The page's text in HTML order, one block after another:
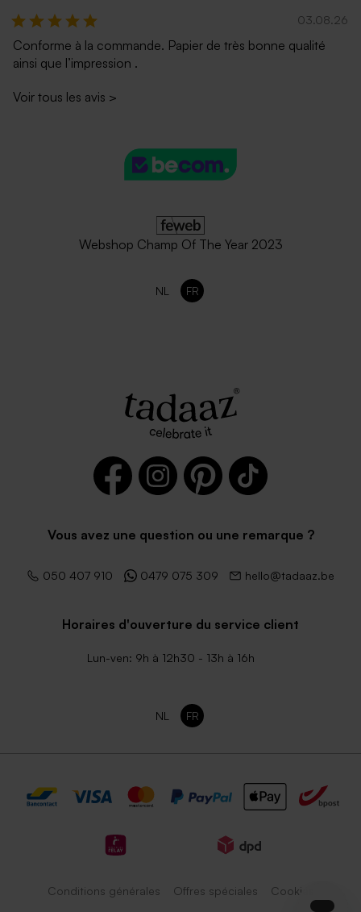
03.08.26
Conforme à la commande. Papier de très bonne qualité
ainsi que l’impression .
Voir tous les avis >
Webshop Champ Of The Year 2023
NL FR
Vous avez une question ou une remarque ?
050 407 910 0479 075 309 hello@tadaaz.be
Horaires d'ouverture du service client
Lun-ven: 9h à 12h30 - 13h à 16h
NL FR
Conditions générales Offres spéciales Cookies